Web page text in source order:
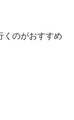
くのがおすすめ